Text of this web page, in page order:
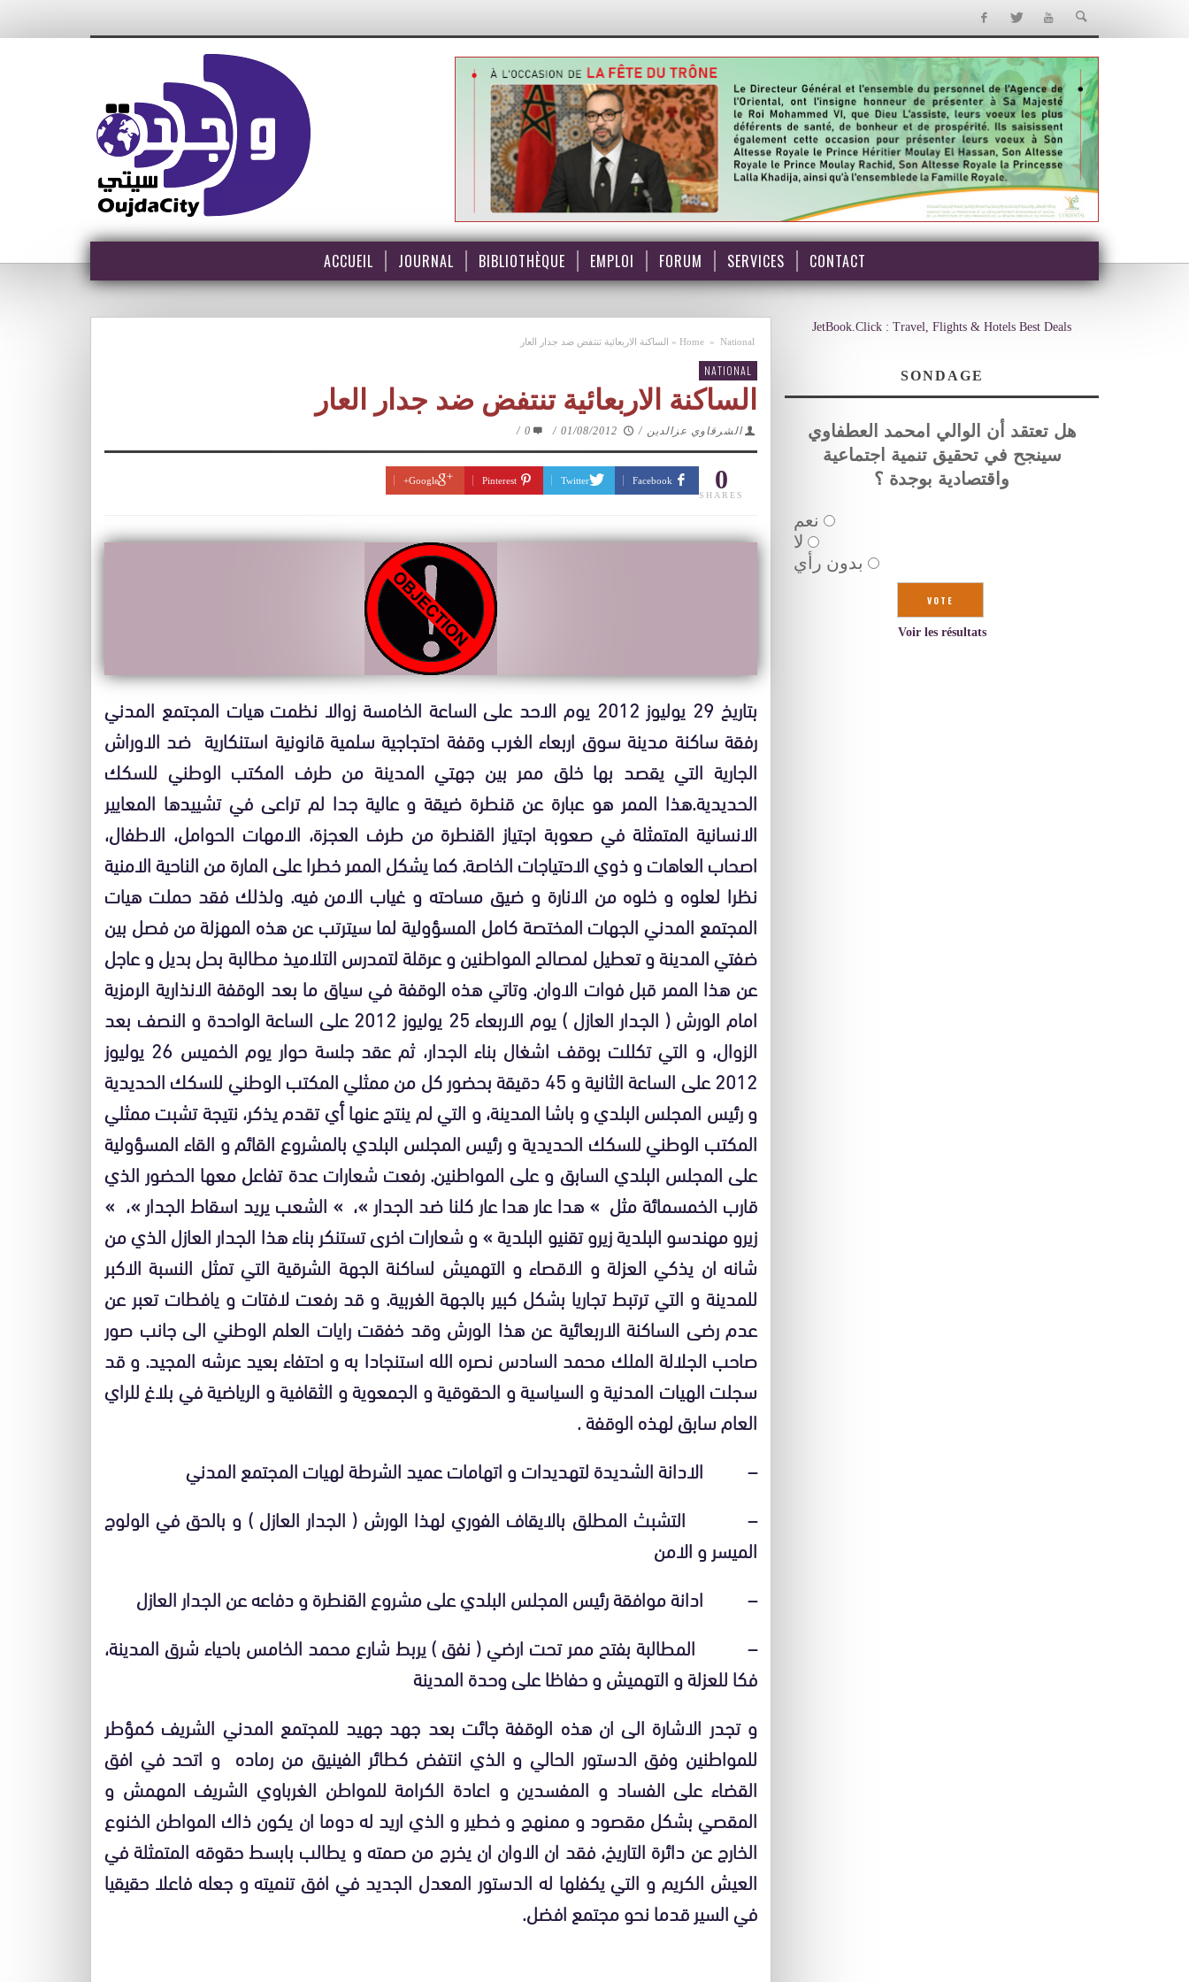
ACCUEIL JOURNAL BIBLIOTHÈQUE EMPLOI FORUM SERVICES CONTACT
Home » National
» الساكنة الاربعائية تنتفض ضد جدار العار
NATIONAL
الساكنة الاربعائية تنتفض ضد جدار العار
الشرقاوي عزالدين /
01/08/2012
/
0
/
0
SHARES
Facebook
Twitter
Pinterest
Google+
بتاريخ 29 يوليوز 2012 يوم الاحد على الساعة الخامسة زوالا نظمت هيات المجتمع المدني
رفقة ساكنة مدينة سوق اربعاء الغرب وقفة احتجاجية سلمية قانونية استنكارية ضد الاوراش
الجارية التي يقصد بها خلق ممر بين جهتي المدينة من طرف المكتب الوطني للسكك
الحديدية.هذا الممر هو عبارة عن قنطرة ضيقة و عالية جدا لم تراعى في تشييدها المعايير
الانسانية المتمثلة في صعوبة اجتياز القنطرة من طرف العجزة، الامهات الحوامل، الاطفال،
اصحاب العاهات و ذوي الاحتياجات الخاصة. كما يشكل الممر خطرا على المارة من الناحية الامنية
نظرا لعلوه و خلوه من الانارة و ضيق مساحته و غياب الامن فيه. ولذلك فقد حملت هيات
المجتمع المدني الجهات المختصة كامل المسؤولية لما سيترتب عن هذه المهزلة من فصل بين
ضفتي المدينة و تعطيل لمصالح المواطنين و عرقلة لتمدرس التلاميذ مطالبة بحل بديل و عاجل
عن هذا الممر قبل فوات الاوان. وتاتي هذه الوقفة في سياق ما بعد الوقفة الانذارية الرمزية
امام الورش ( الجدار العازل ) يوم الاربعاء 25 يوليوز 2012 على الساعة الواحدة و النصف بعد
الزوال، و التي تكللت بوقف اشغال بناء الجدار، ثم عقد جلسة حوار يوم الخميس 26 يوليوز
2012 على الساعة الثانية و 45 دقيقة بحضور كل من ممثلي المكتب الوطني للسكك الحديدية
و رئيس المجلس البلدي و باشا المدينة، و التي لم ينتج عنها أي تقدم يذكر، نتيجة تشبت ممثلي
المكتب الوطني للسكك الحديدية و رئيس المجلس البلدي بالمشروع القائم و القاء المسؤولية
على المجلس البلدي السابق و على المواطنين. رفعت شعارات عدة تفاعل معها الحضور الذي
قارب الخمسمائة مثل » هدا عار هدا عار كلنا ضد الجدار »، » الشعب يريد اسقاط الجدار »، »
زيرو مهندسو البلدية زيرو تقنيو البلدية » و شعارات اخرى تستنكر بناء هذا الجدار العازل الذي من
شانه ان يذكي العزلة و الاقصاء و التهميش لساكنة الجهة الشرقية التي تمثل النسبة الاكبر
للمدينة و التي ترتبط تجاريا بشكل كبير بالجهة الغربية. و قد رفعت لافتات و يافطات تعبر عن
عدم رضى الساكنة الاربعائية عن هذا الورش وقد خفقت رايات العلم الوطني الى جانب صور
صاحب الجلالة الملك محمد السادس نصره الله استنجادا به و احتفاء بعيد عرشه المجيد. و قد
سجلت الهيات المدنية و السياسية و الحقوقية و الجمعوية و الثقافية و الرياضية في بلاغ للراي
العام سابق لهذه الوقفة .
– الادانة الشديدة لتهديدات و اتهامات عميد الشرطة لهيات المجتمع المدني
– التشبث المطلق بالايقاف الفوري لهذا الورش ( الجدار العازل ) و بالحق في الولوج
الميسر و الامن
– ادانة موافقة رئيس المجلس البلدي على مشروع القنطرة و دفاعه عن الجدار العازل
– المطالبة بفتح ممر تحت ارضي ( نفق ) يربط شارع محمد الخامس باحياء شرق المدينة،
فكا للعزلة و التهميش و حفاظا على وحدة المدينة
و تجدر الاشارة الى ان هذه الوقفة جائت بعد جهد جهيد للمجتمع المدني الشريف كمؤطر
للمواطنين وفق الدستور الحالي و الذي انتفض كطائر الفينيق من رماده و اتحد في افق
القضاء على الفساد و المفسدين و اعادة الكرامة للمواطن الغرباوي الشريف المهمش و
المقصي بشكل مقصود و ممنهج و خطير و الذي اريد له دوما ان يكون ذاك المواطن الخنوع
الخارج عن دائرة التاريخ، فقد ان الاوان ان يخرج من صمته و يطالب بابسط حقوقه المتمثلة في
العيش الكريم و التي يكفلها له الدستور المعدل الجديد في افق تنميته و جعله فاعلا حقيقيا
في السير قدما نحو مجتمع افضل.
JetBook.Click : Travel, Flights & Hotels Best Deals
SONDAGE
هل تعتقد أن الوالي امحمد العطفاوي
سينجح في تحقيق تنمية اجتماعية
واقتصادية بوجدة ؟
نعم
لا
بدون رأي
Voir les résultats